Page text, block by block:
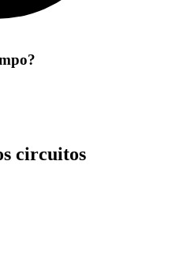
circuitos